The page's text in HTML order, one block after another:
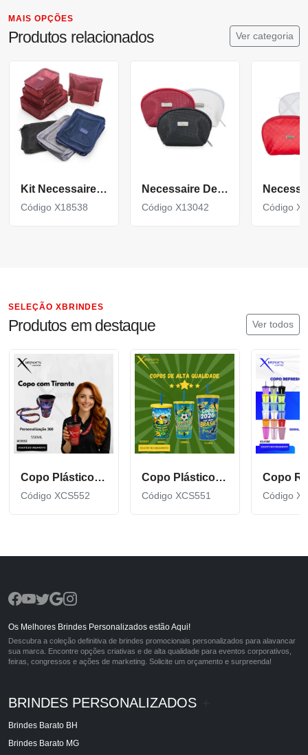
MAIS OPÇÕES
Produtos relacionados Ver categoria
Kit Necessaire 6 Peças
Código X18538
Necessaire De Couro Sintético
Código X13042 Código
SELEÇÃO XBRINDES
Produtos em destaque Ver todos
Copo Plástico de 550 ML com Tirante Personalizado XCS552
Código XCS552
Copo Plástico personalizado In Mold Label 360 XCS551
Código XCS551 Código
Os Melhores Brindes Personalizados estão Aqui!
Descubra a coleção definitiva de brindes promocionais personalizados para alavancar
sua marca. Encontre opções criativas e de alta qualidade para eventos corporativos,
feiras, congressos e ações de marketing. Solicite um orçamento e surpreenda!
BRINDES PERSONALIZADOS
Brindes Barato BH
Brindes Barato MG